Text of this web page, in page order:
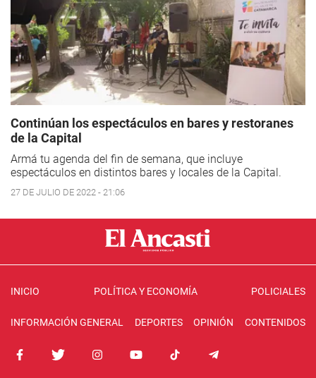
Continúan los espectáculos en bares y restoranes
de la Capital
Armá tu agenda del fin de semana, que incluye
espectáculos en distintos bares y locales de la Capital.
27 DE JULIO DE 2022 - 21:06
INICIO POLÍTICA Y ECONOMÍA POLICIALES
INFORMACIÓN GENERAL DEPORTES OPINIÓN CONTENIDOS